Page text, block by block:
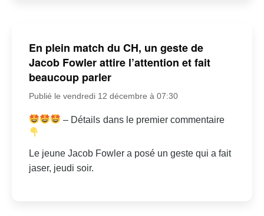
En plein match du CH, un geste de
Jacob Fowler attire l’attention et fait
beaucoup parler
Publié le vendredi 12 décembre à 07:30
– Détails dans le premier commentaire
Le jeune Jacob Fowler a posé un geste qui a fait
jaser, jeudi soir.